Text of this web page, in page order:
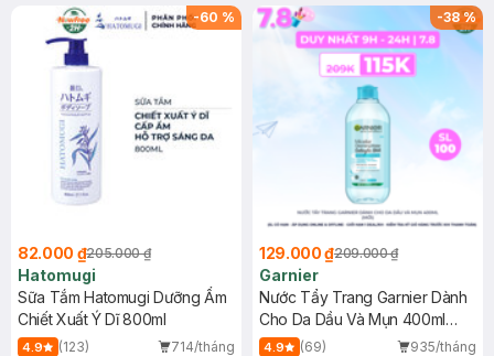
(SL có hạn)
-60 %
82.000 ₫205.000 ₫
Hatomugi
Sữa Tắm Hatomugi Dưỡng Ẩm
Chiết Xuất Ý Dĩ 800ml
4.9 (123)
714/tháng
-38%
129.000 ₫209.000 ₫
Garnier
Nước Tẩy Trang Garnier Dành
Cho Da Dầu Và Mụn 400ml
(Mới)
4.9 (69)
935/tháng